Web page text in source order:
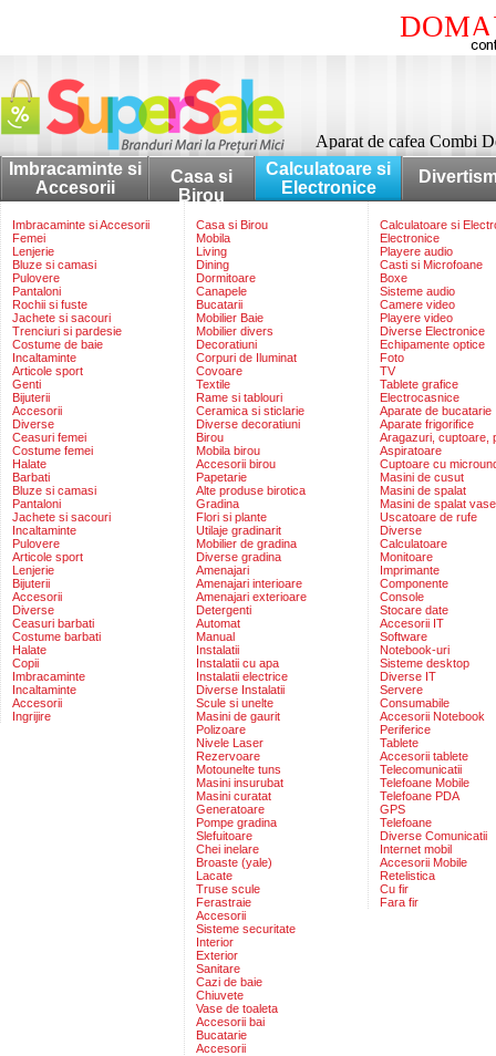
Aparat de cafea Combi
Imbracaminte si
Accesorii
Casa si
Birou
Calculatoare si
Electronice
Imbracaminte si Accesorii
Femei
Lenjerie
Bluze si camasi
Pulovere
Pantaloni
Rochii si fuste
Jachete si sacouri
Trenciuri si pardesie
Costume de baie
Incaltaminte
Articole sport
Genti
Bijuterii
Accesorii
Diverse
Ceasuri femei
Costume femei
Halate
Barbati
Bluze si camasi
Pantaloni
Jachete si sacouri
Incaltaminte
Pulovere
Articole sport
Lenjerie
Bijuterii
Accesorii
Diverse
Ceasuri barbati
Costume barbati
Halate
Copii
Imbracaminte
Incaltaminte
Accesorii
Ingrijire
Casa si Birou
Mobila
Living
Dining
Dormitoare
Canapele
Bucatarii
Mobilier Baie
Mobilier divers
Decoratiuni
Corpuri de Iluminat
Covoare
Textile
Rame si tablouri
Ceramica si sticlarie
Diverse decoratiuni
Birou
Mobila birou
Accesorii birou
Papetarie
Alte produse birotica
Gradina
Flori si plante
Utilaje gradinarit
Mobilier de gradina
Diverse gradina
Amenajari
Amenajari interioare
Amenajari exterioare
Detergenti
Automat
Manual
Instalatii
Instalatii cu apa
Instalatii electrice
Diverse Instalatii
Scule si unelte
Masini de gaurit
Polizoare
Nivele Laser
Rezervoare
Motounelte tuns
Masini insurubat
Masini curatat
Generatoare
Pompe gradina
Slefuitoare
Chei inelare
Broaste (yale)
Lacate
Truse scule
Ferastraie
Accesorii
Sisteme securitate
Interior
Exterior
Sanitare
Cazi de baie
Chiuvete
Vase de toaleta
Accesorii bai
Bucatarie
Accesorii
Calculatoare si
Electronice
Playere audio
Casti si Microfoane
Boxe
Sisteme audio
Camere video
Playere video
Diverse Electronice
Echipamente optice
Foto
TV
Tablete grafice
Electrocasnice
Aparate de bucatarie
Aparate frigorifice
Aragazuri, cuptoare,
Aspiratoare
Cuptoare cu
Masini de cusut
Masini de spalat
Masini de spalat vase
Uscatoare de rufe
Diverse
Calculatoare
Monitoare
Imprimante
Componente
Console
Stocare date
Accesorii IT
Software
Notebook-uri
Sisteme desktop
Diverse IT
Servere
Consumabile
Accesorii Notebook
Periferice
Tablete
Accesorii tablete
Telecomunicatii
Telefoane Mobile
Telefoane PDA
GPS
Telefoane
Diverse Comunicatii
Internet mobil
Accesorii Mobile
Retelistica
Cu fir
Fara fir